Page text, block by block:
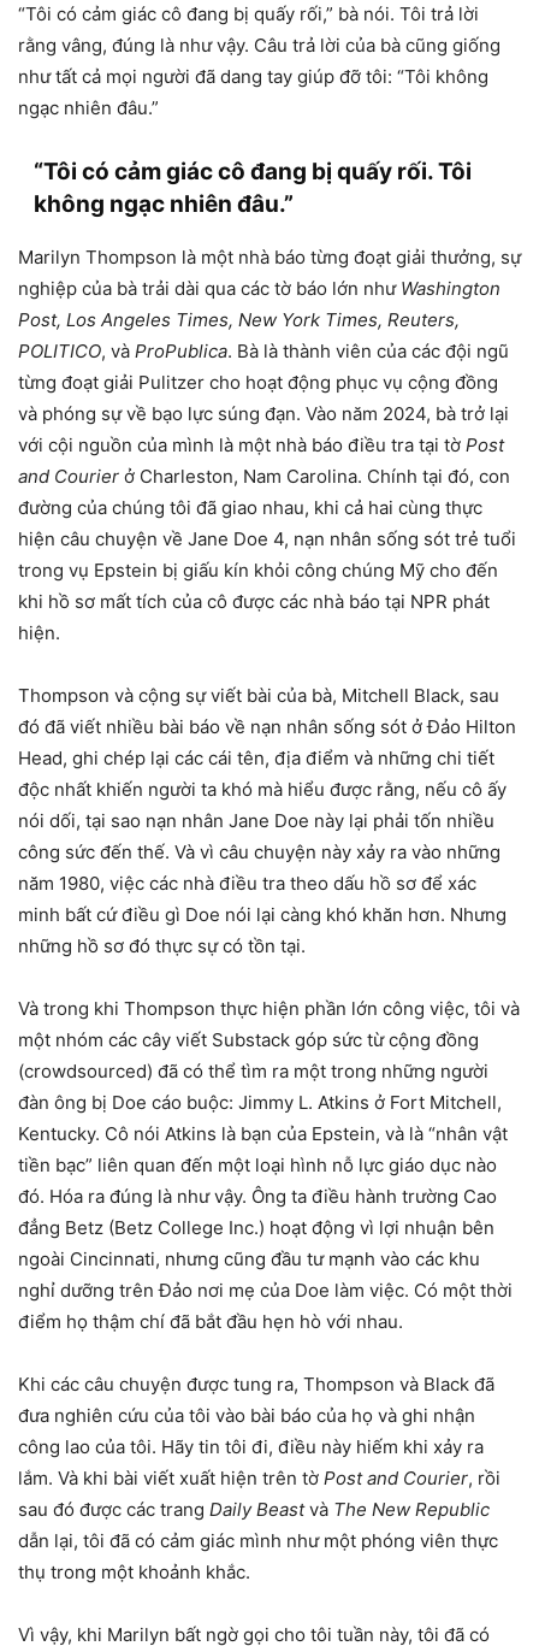
“Tôi có cảm giác cô đang bị quấy rối,” bà nói. Tôi trả lời
rằng vâng, đúng là như vậy. Câu trả lời của bà cũng giống
như tất cả mọi người đã dang tay giúp đỡ tôi: “Tôi không
ngạc nhiên đâu.”
“Tôi có cảm giác cô đang bị quấy rối. Tôi
không ngạc nhiên đâu.”
Marilyn Thompson là một nhà báo từng đoạt giải thưởng, sự
nghiệp của bà trải dài qua các tờ báo lớn như Washington
Post, Los Angeles Times, New York Times, Reuters,
POLITICO, và ProPublica. Bà là thành viên của các đội ngũ
từng đoạt giải Pulitzer cho hoạt động phục vụ cộng đồng
và phóng sự về bạo lực súng đạn. Vào năm 2024, bà trở lại
với cội nguồn của mình là một nhà báo điều tra tại tờ Post
and Courier ở Charleston, Nam Carolina. Chính tại đó, con
đường của chúng tôi đã giao nhau, khi cả hai cùng thực
hiện câu chuyện về Jane Doe 4, nạn nhân sống sót trẻ tuổi
trong vụ Epstein bị giấu kín khỏi công chúng Mỹ cho đến
khi hồ sơ mất tích của cô được các nhà báo tại NPR phát
hiện.
Thompson và cộng sự viết bài của bà, Mitchell Black, sau
đó đã viết nhiều bài báo về nạn nhân sống sót ở Đảo Hilton
Head, ghi chép lại các cái tên, địa điểm và những chi tiết
độc nhất khiến người ta khó mà hiểu được rằng, nếu cô ấy
nói dối, tại sao nạn nhân Jane Doe này lại phải tốn nhiều
công sức đến thế. Và vì câu chuyện này xảy ra vào những
năm 1980, việc các nhà điều tra theo dấu hồ sơ để xác
minh bất cứ điều gì Doe nói lại càng khó khăn hơn. Nhưng
những hồ sơ đó thực sự có tồn tại.
Và trong khi Thompson thực hiện phần lớn công việc, tôi và
một nhóm các cây viết Substack góp sức từ cộng đồng
(crowdsourced) đã có thể tìm ra một trong những người
đàn ông bị Doe cáo buộc: Jimmy L. Atkins ở Fort Mitchell,
Kentucky. Cô nói Atkins là bạn của Epstein, và là “nhân vật
tiền bạc” liên quan đến một loại hình nỗ lực giáo dục nào
đó. Hóa ra đúng là như vậy. Ông ta điều hành trường Cao
đẳng Betz (Betz College Inc.) hoạt động vì lợi nhuận bên
ngoài Cincinnati, nhưng cũng đầu tư mạnh vào các khu
nghỉ dưỡng trên Đảo nơi mẹ của Doe làm việc. Có một thời
điểm họ thậm chí đã bắt đầu hẹn hò với nhau.
Khi các câu chuyện được tung ra, Thompson và Black đã
đưa nghiên cứu của tôi vào bài báo của họ và ghi nhận
công lao của tôi. Hãy tin tôi đi, điều này hiếm khi xảy ra
lắm. Và khi bài viết xuất hiện trên tờ Post and Courier, rồi
sau đó được các trang Daily Beastvà The New Republic
dẫn lại, tôi đã có cảm giác mình như một phóng viên thực
thụ trong một khoảnh khắc.
Vì vậy, khi Marilyn bất ngờ gọi cho tôi tuần này, tôi đã có